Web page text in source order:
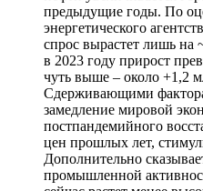
предыдущие годы. По
энергетического
спрос вырастет лишь на
в 2023 году прирост
чуть выше – около +1,2
Сдерживающими
замедление мировой
постпандемийного
цен прошлых лет,
Дополнительно
промышленной